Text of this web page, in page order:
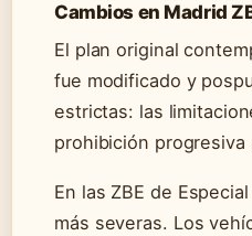
Cambios en Madrid
El plan original
fue modificado y
estrictas: las
prohibición progresiva
En las ZBE de
más severas. Los